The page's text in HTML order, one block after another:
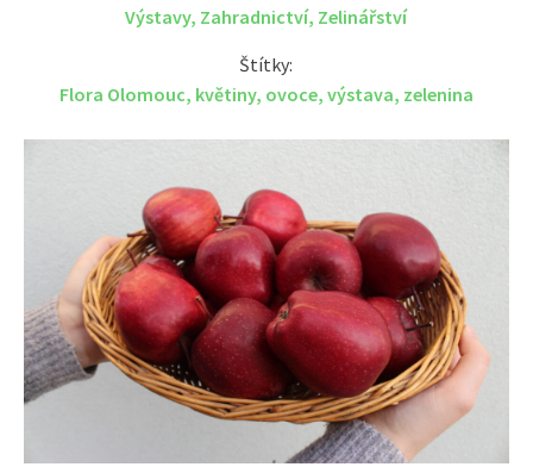
Výstavy, Zahradnictví, Zelinářství
Štítky:
Flora Olomouc, květiny, ovoce, výstava, zelenina